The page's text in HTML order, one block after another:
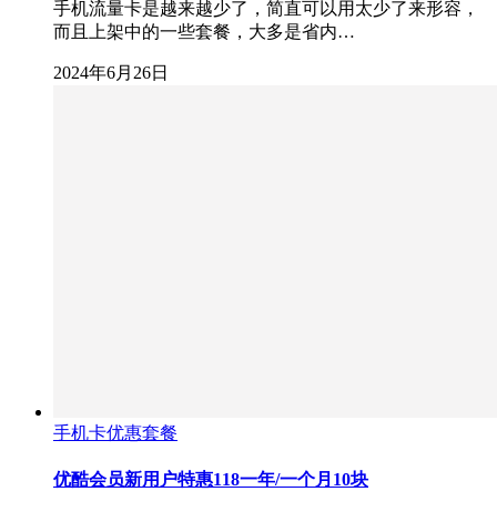
手机流量卡是越来越少了，简直可以用太少了来形容，
而且上架中的一些套餐，大多是省内…
2024年6月26日
手机卡优惠套餐
优酷会员新用户特惠118一年/一个月10块